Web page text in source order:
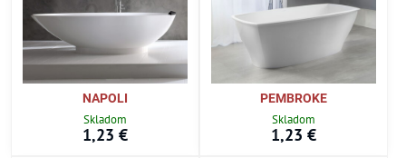
NAPOLI
Skladom
1,23 €
PEMBROKE
Skladom
1,23 €